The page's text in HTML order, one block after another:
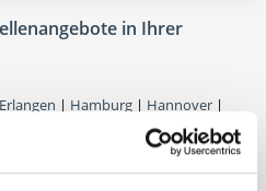
in Ihrer
Erlangen | Hamburg | Hannover |
München|